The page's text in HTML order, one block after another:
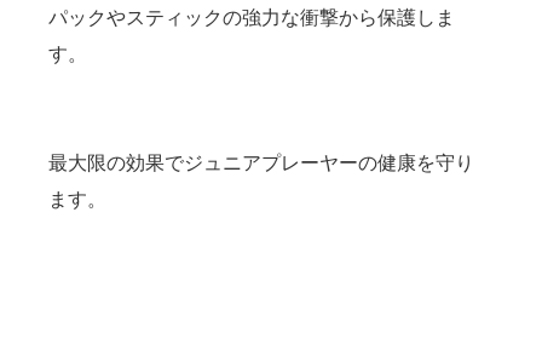
パックやスティックの強力な衝撃から保護しま
す。
最大限の効果でジュニアプレーヤーの健康を守り
ます。